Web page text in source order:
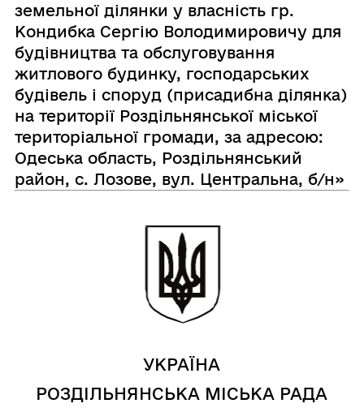
земельної ділянки у власність гр.
Кондибка Сергію Володимировичу для
будівництва та обслуговування
житлового будинку, господарських
будівель і споруд (присадибна ділянка)
на території Роздільнянської міської
територіальної громади, за адресою:
Одеська область, Роздільнянський
район, с. Лозове, вул. Центральна, б/н»
УКРАЇНА
РОЗДІЛЬНЯНСЬКА МІСЬКА РАДА